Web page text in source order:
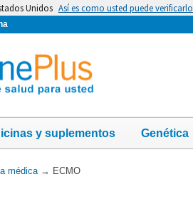
Unidos Así es como usted puede verificarlo
y suplementos Genética
médica→ ECMO